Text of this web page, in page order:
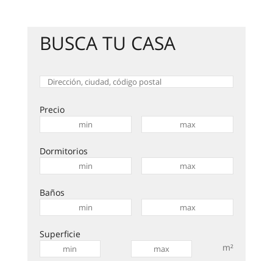
BUSCA TU CASA
Precio
Dormitorios
Baños
Superficie
m²